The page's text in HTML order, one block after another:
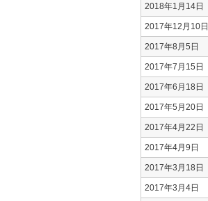
2018年1月14日
2017年12月10日
2017年8月5日
2017年7月15日
2017年6月18日
2017年5月20日
2017年4月22日
2017年4月9日
2017年3月18日
2017年3月4日